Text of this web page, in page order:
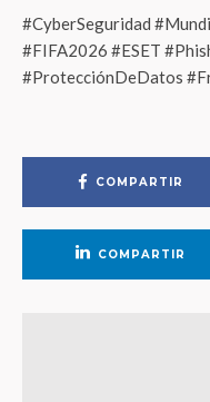
#CyberSeguridad
#FIFA2026 #ESET
#ProtecciónDeDatos
COMPARTIR
COMPARTIR